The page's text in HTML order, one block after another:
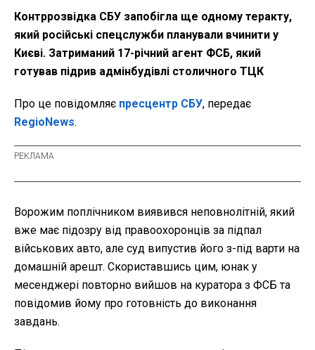
Контррозвідка СБУ запобігла ще одному теракту,
який російські спецслужби планували вчинити у
Києві. Затриманий 17-річний агент ФСБ, який
готував підрив адмінбудівлі столичного ТЦК
Про це повідомляє пресцентр СБУ, передає
RegioNews.
Ворожим поплічником виявився неповнолітній, який
вже має підозру від правоохоронців за підпал
військових авто, але суд випустив його з-під варти на
домашній арешт. Скориставшись цим, юнак у
месенджері повторно вийшов на куратора з ФСБ та
повідомив йому про готовність до виконання
завдань.